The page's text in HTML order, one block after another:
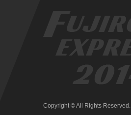
Copyright © All Rights Reserved.